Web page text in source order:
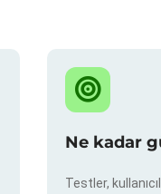
Ne kadar
Testler,